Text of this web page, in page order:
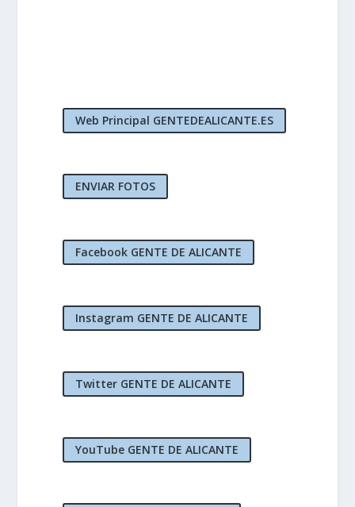
Web Principal GENTEDEALICANTE.ES
ENVIAR FOTOS
Facebook GENTE DE ALICANTE
Instagram GENTE DE ALICANTE
Twitter GENTE DE ALICANTE
YouTube GENTE DE ALICANTE